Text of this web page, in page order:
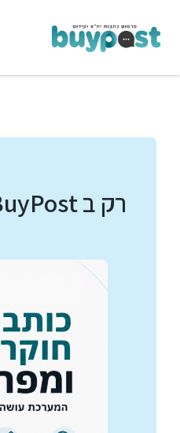
רק ב BuyPost מגוון רחב של אתרי תוכן נבחרים !